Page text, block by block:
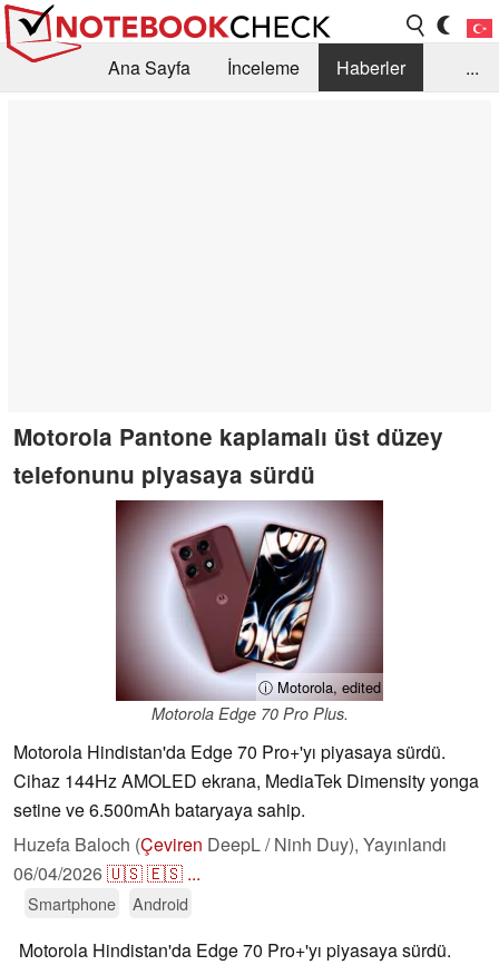
Ana Sayfa İnceleme
Haberler
...
Motorola Pantone kaplamalı üst düzey
telefonunu piyasaya sürdü
ⓘ Motorola, edited
Motorola Edge 70 Pro Plus.
Motorola Hindistan'da Edge 70 Pro+'yı piyasaya sürdü.
Cihaz 144Hz AMOLED ekrana, MediaTek Dimensity yonga
setine ve 6.500mAh bataryaya sahip.
Huzefa Baloch (Çeviren DeepL / Ninh Duy), Yayınlandı
06/04/2026🇺🇸🇪🇸 ...
Smartphone Android
Motorola Hindistan'da Edge 70 Pro+'yı piyasaya sürdü.